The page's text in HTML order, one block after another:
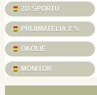
ZO ŠPORTU
PRIJÍMATELIA 2 %
OKOLIE
MONITOR